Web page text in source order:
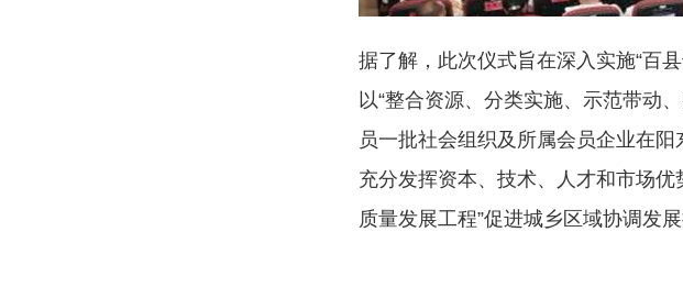
据了解，此次仪式旨在深入实施“百
以“整合资源、分类实施、示范带动
员一批社会组织及所属会员企业在
充分发挥资本、技术、人才和市场
质量发展工程”促进城乡区域协调发